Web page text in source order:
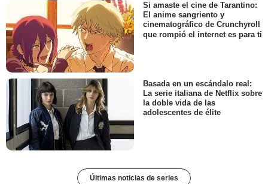
Si amaste el cine de Tarantino:
El anime sangriento y
cinematográfico de Crunchyroll
que rompió el internet es para ti
Basada en un escándalo real:
La serie italiana de Netflix sobre
la doble vida de las
adolescentes de élite
Últimas noticias de series